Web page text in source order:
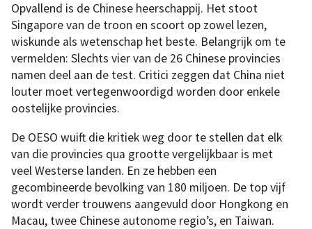
Opvallend is de Chinese heerschappij. Het stoot
Singapore van de troon en scoort op zowel lezen,
wiskunde als wetenschap het beste. Belangrijk om te
vermelden: Slechts vier van de 26 Chinese provincies
namen deel aan de test. Critici zeggen dat China niet
louter moet vertegenwoordigd worden door enkele
oostelijke provincies.
De OESO wuift die kritiek weg door te stellen dat elk
van die provincies qua grootte vergelijkbaar is met
veel Westerse landen. En ze hebben een
gecombineerde bevolking van 180 miljoen. De top vijf
wordt verder trouwens aangevuld door Hongkong en
Macau, twee Chinese autonome regio’s, en Taiwan.